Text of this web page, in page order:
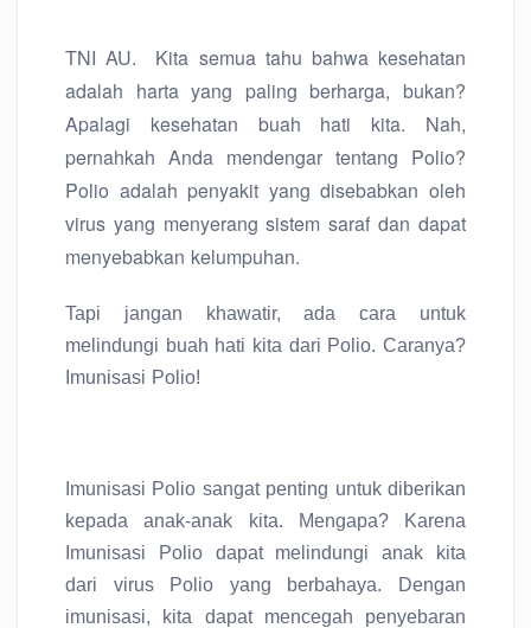
TNI AU. Kita semua tahu bahwa kesehatan
adalah harta yang paling berharga, bukan?
Apalagi kesehatan buah hati kita. Nah,
pernahkah Anda mendengar tentang Polio?
Polio adalah penyakit yang disebabkan oleh
virus yang menyerang sistem saraf dan dapat
menyebabkan kelumpuhan.
Tapi jangan khawatir, ada cara untuk
melindungi buah hati kita dari Polio. Caranya?
Imunisasi Polio!
Imunisasi Polio sangat penting untuk diberikan
kepada anak-anak kita. Mengapa? Karena
Imunisasi Polio dapat melindungi anak kita
dari virus Polio yang berbahaya. Dengan
imunisasi, kita dapat mencegah penyebaran